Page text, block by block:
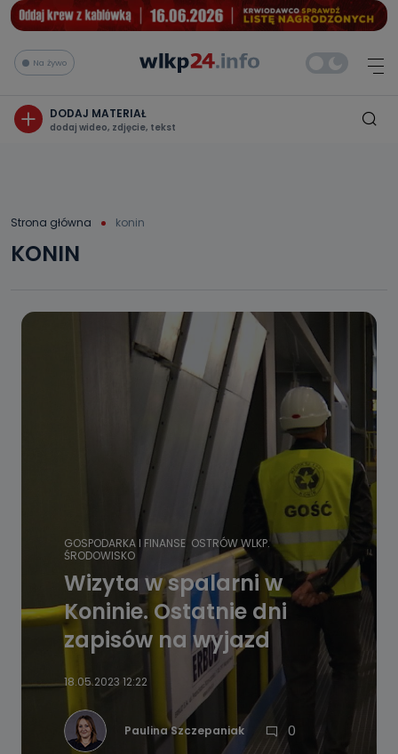
Na żywo
DODAJ MATERIAŁ
dodaj wideo, zdjęcie, tekst
Strona główna konin
KONIN
GOSPODARKA I FINANSE OSTRÓW WLKP.
ŚRODOWISKO
Wizyta w spalarni w
Koninie. Ostatnie dni
zapisów na wyjazd
18.05.2023 12:22
Paulina Szczepaniak 0